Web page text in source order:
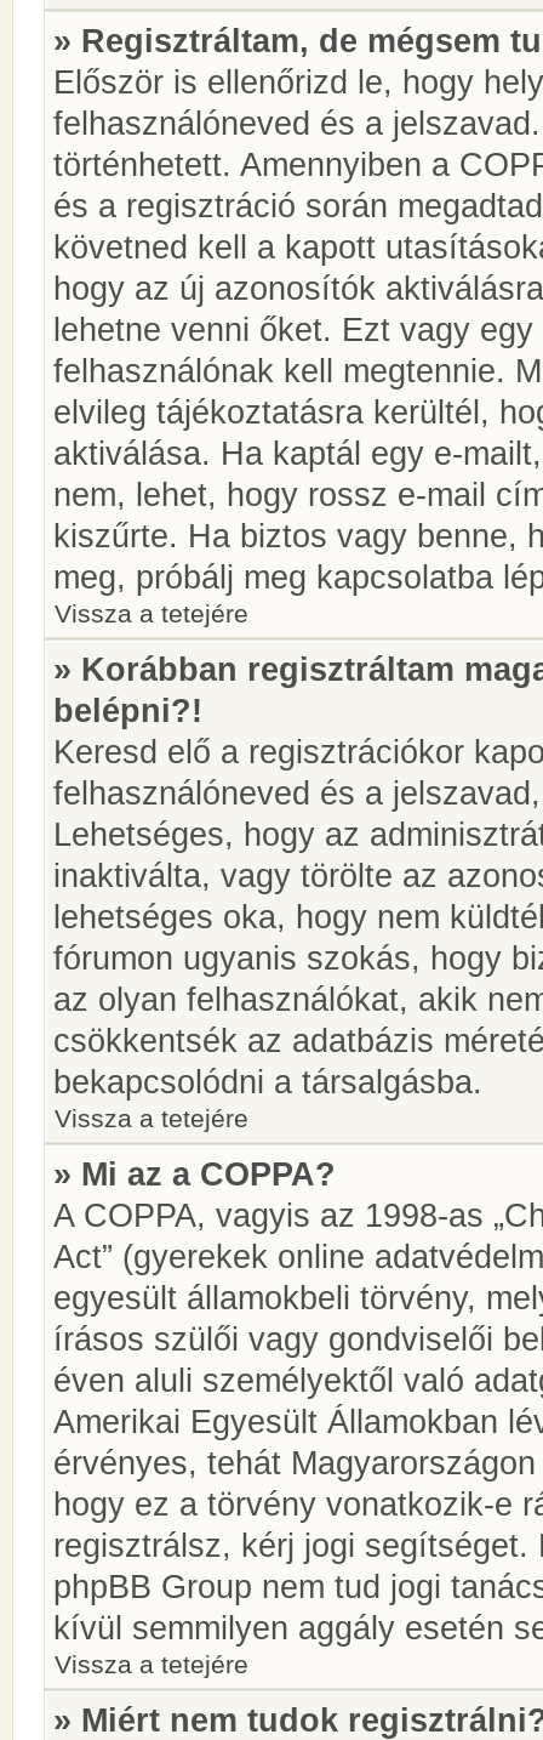
» Regisztráltam, de mégsem
Először is ellenőrizd le, hogy
felhasználóneved és a
történhetett. Amennyiben a
és a regisztráció során
követned kell a kapott
hogy az új azonosítók
lehetne venni őket. Ezt vagy
felhasználónak kell megtennie.
elvileg tájékoztatásra kerültél,
aktiválása. Ha kaptál egy e-
nem, lehet, hogy rossz e-mail
kiszűrte. Ha biztos vagy benne,
meg, próbálj meg kapcsolatba
Vissza a tetejére
» Korábban regisztráltam
belépni?!
Keresd elő a regisztrációkor
felhasználóneved és a
Lehetséges, hogy az
inaktiválta, vagy törölte az
lehetséges oka, hogy nem
fórumon ugyanis szokás, hogy
az olyan felhasználókat, akik
csökkentsék az adatbázis
bekapcsolódni a társalgásba.
Vissza a tetejére
» Mi az a COPPA?
A COPPA, vagyis az 1998-as
Act” (gyerekek online
egyesült államokbeli törvény,
írásos szülői vagy gondviselői
éven aluli személyektől való
Amerikai Egyesült Államokban
érvényes, tehát
hogy ez a törvény vonatkozik-e
regisztrálsz, kérj jogi
phpBB Group nem tud jogi
kívül semmilyen aggály esetén
Vissza a tetejére
» Miért nem tudok